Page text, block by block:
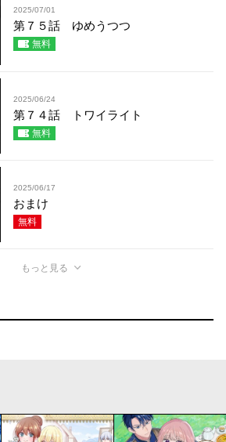
2025/07/01
第７５話 ゆめうつつ
無料
2025/06/24
第７４話 トワイライト
無料
2025/06/17
おまけ
無料
もっと見る